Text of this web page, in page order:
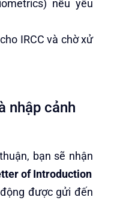
nếu yêu
IRCC và chờ xử
nhập cảnh
bạn sẽ nhận
of Introduction
được gửi đến